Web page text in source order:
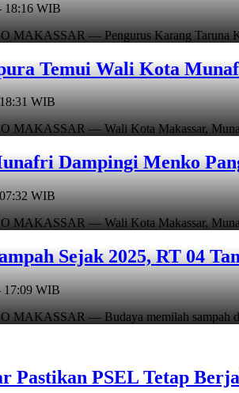
18:16 WIB
MAKASSAR — Pengurus Karang Taruna
Temui Wali Kota
WIB
MAKASSAR — Wali Kota Makassar,
Dampingi Menko
WIB
MAKASSAR — Wali Kota Makassar,
Sejak 2025, RT 04
17:09 WIB
MAKASSAR — Budaya memilah sampah
Pastikan PSEL Tetap